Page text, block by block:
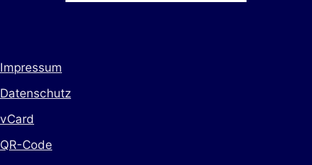
Impressum
Datenschutz
vCard
QR-Code